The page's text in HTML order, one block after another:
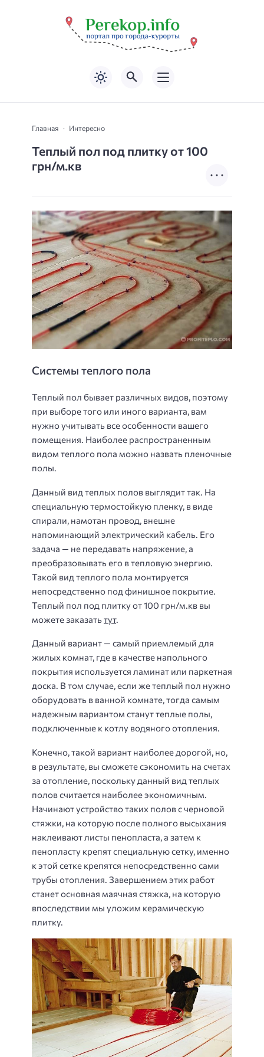
Главная Интересно
Теплый пол под плитку от 100
грн/м.кв
Системы теплого пола
Теплый пол бывает различных видов, поэтому
при выборе того или иного варианта, вам
нужно учитывать все особенности вашего
помещения. Наиболее распространенным
видом теплого пола можно назвать пленочные
полы.
Данный вид теплых полов выглядит так. На
специальную термостойкую пленку, в виде
спирали, намотан провод, внешне
напоминающий электрический кабель. Его
задача — не передавать напряжение, а
преобразовывать его в тепловую энергию.
Такой вид теплого пола монтируется
непосредственно под финишное покрытие.
Теплый пол под плитку от 100 грн/м.кв вы
можете заказатьтут.
Данный вариант — самый приемлемый для
жилых комнат, где в качестве напольного
покрытия используется ламинат или паркетная
доска. В том случае, если же теплый пол нужно
оборудовать в ванной комнате, тогда самым
надежным вариантом станут теплые полы,
подключенные к котлу водяного отопления.
Конечно, такой вариант наиболее дорогой, но,
в результате, вы сможете сэкономить на счетах
за отопление, поскольку данный вид теплых
полов считается наиболее экономичным.
Начинают устройство таких полов с черновой
стяжки, на которую после полного высыхания
наклеивают листы пенопласта, а затем к
пенопласту крепят специальную сетку, именно
к этой сетке крепятся непосредственно сами
трубы отопления. Завершением этих работ
станет основная маячная стяжка, на которую
впоследствии мы уложим керамическую
плитку.